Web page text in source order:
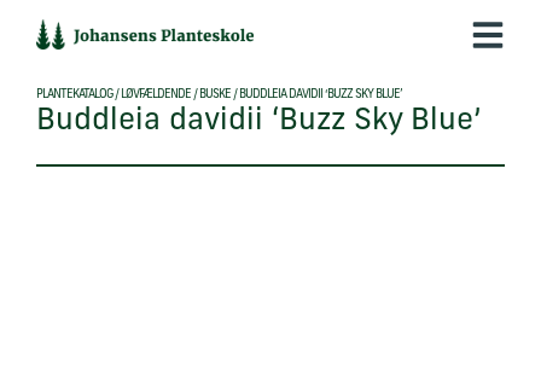
indholdet
PLANTEKATALOG/ LØVFÆLDENDE / BUSKE / BUDDLEIA DAVIDII ‘BUZZ SKY BLUE’
Buddleia davidii ‘Buzz Sky Blue’